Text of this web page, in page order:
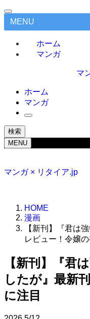
MENU
ホーム
マンガ
マ
ホーム
マンガ
検索
MENU
マンガ × リタイア.jp
HOME
漫画
【新刊】『君は
レビュー！令嬢
【新刊】『君
したが』最新
に注目